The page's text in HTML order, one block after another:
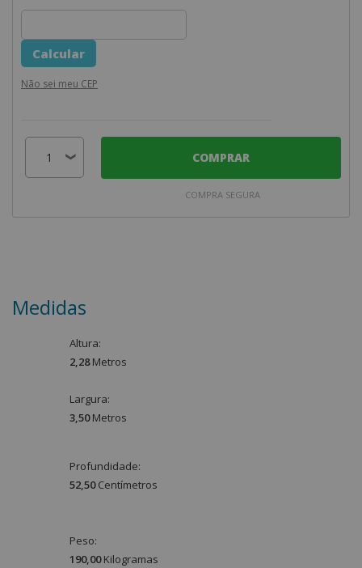
Não sei meu CEP
COMPRAR
COMPRA SEGURA
Medidas
Altura:
2,28 Metros
Largura:
3,50 Metros
Profundidade:
52,50 Centímetros
Peso:
190,00 Kilogramas